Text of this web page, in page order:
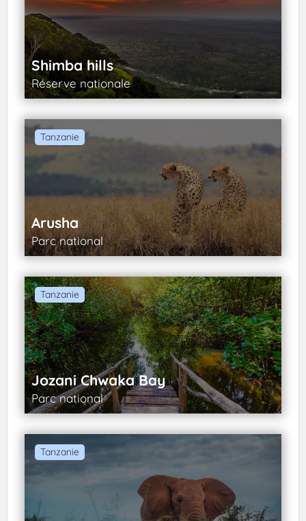
Shimba hills
Réserve nationale
Tanzanie
Arusha
Parc national
Tanzanie
Jozani Chwaka Bay
Parc national
Tanzanie